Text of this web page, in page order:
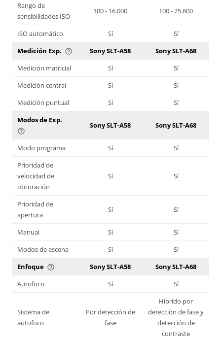
Rango de
sensibilidades ISO
100 - 16.000 100 - 25.600
ISO automático Sí
Sí
Medición Exp. help_outline Sony SLT-A58
Sony SLT-A68
Medición matricial
Sí
Sí
Medición central
Sí
Sí
Medición puntual
Sí
Sí
Modos de Exp.
help_outline
Sony SLT-A58 Sony SLT-A68
Modo programa Sí
Sí
Prioridad de
velocidad de
obturación
Sí Sí
Prioridad de
apertura
Sí Sí
Manual Sí
Sí
Modos de escena
Sí
Sí
Enfoque help_outline Sony SLT-A58
Sony SLT-A68
Autofoco
Sí Sí
Sistema de
autofoco
Por detección de
fase
Híbrido por
detección de fase y
detección de
contraste